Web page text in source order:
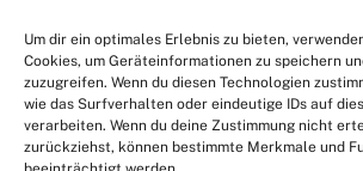
Um dir ein optimales Erlebnis zu bieten,
Cookies, um Geräteinformationen zu speichern
zuzugreifen. Wenn du diesen Technologien
wie das Surfverhalten oder eindeutige IDs auf
verarbeiten. Wenn du deine Zustimmung nicht
zurückziehst, können bestimmte Merkmale und
kontakt@stitchweavesmile.com
+49 176 61297065